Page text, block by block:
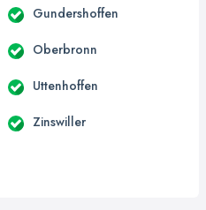
Gundershoffen
Oberbronn
Uttenhoffen
Zinswiller